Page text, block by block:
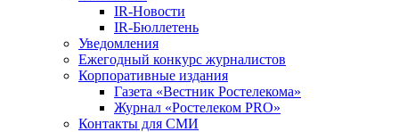
IR-Новости
IR-Бюллетень
Уведомления
Ежегодный конкурс журналистов
Корпоративные издания
Газета «Вестник Ростелекома»
Журнал «Ростелеком PRO»
Контакты для СМИ